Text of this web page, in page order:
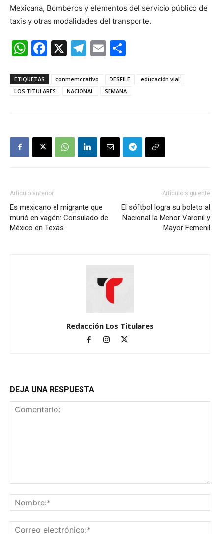
Mexicana, Bomberos y elementos del servicio público de
taxis y otras modalidades del transporte.
WhatsApp
Facebook
X Telegram
Email
ETIQUETAS conmemorativo DESFILE
educación vial
LOS TITULARES
NACIONAL SEMANA
Artículo anterior
Es mexicano el migrante que
murió en vagón: Consulado de
México en Texas
Artículo siguiente
El sóftbol logra su boleto al
Nacional la Menor Varonil y
Mayor Femenil
Redacción Los Titulares
DEJA UNA RESPUESTA